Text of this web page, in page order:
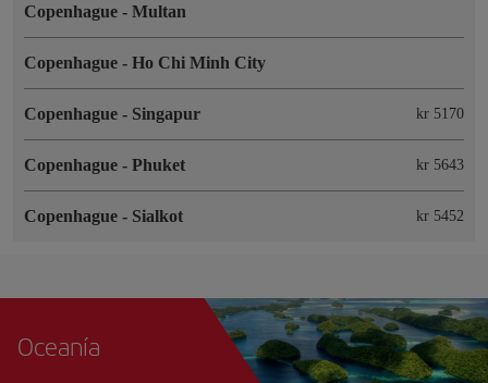
Copenhague - Multan
Copenhague - Ho Chi Minh City
Copenhague - Singapur kr 5170
Copenhague - Phuket kr 5643
Copenhague - Sialkot kr 5452
Oceanía